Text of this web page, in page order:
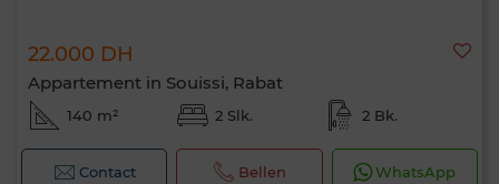
22.000 DH
Appartement in Souissi, Rabat
140 m² 2 Slk. 2 Bk.
Contact Bellen WhatsApp